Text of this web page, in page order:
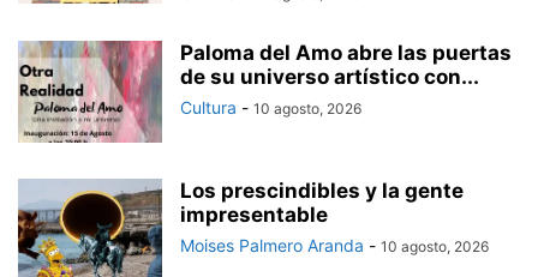
Paloma del Amo abre las puertas
de su universo artístico con...
Cultura - 10 agosto, 2026
Los prescindibles y la gente
impresentable
Moises Palmero Aranda - 10 agosto, 2026